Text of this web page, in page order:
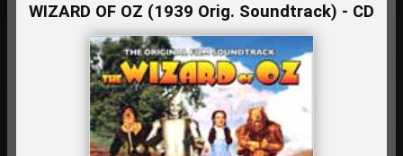
WIZARD OF OZ (1939 Orig. Soundtrack) - CD